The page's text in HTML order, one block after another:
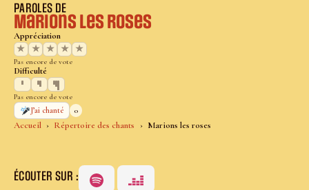
Accueil Répertoire des chants Marions les roses
PAROLES DE
Marions les roses
Appréciation
★
★ ★ ★ ★
Pas encore de vote
Difficulté
Pas encore de vote
J’ai chanté
0
ÉCOUTER SUR :